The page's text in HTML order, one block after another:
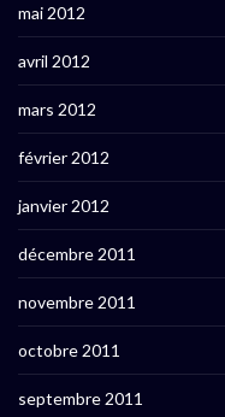
mai 2012
avril 2012
mars 2012
février 2012
janvier 2012
décembre 2011
novembre 2011
octobre 2011
septembre 2011